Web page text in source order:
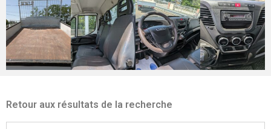
Retour aux résultats de la recherche